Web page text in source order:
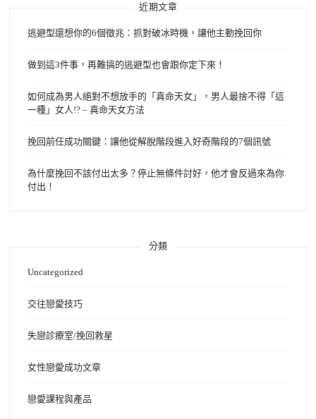
近期文章
逃避型還想你的6個徵兆：抓對破冰時機，讓他主動挽回你
做到這3件事，再難搞的逃避型也會跟你定下來！
如何成為男人絕對不想放手的「真命天女」，男人最捨不得「這
一種」女人!? – 真命天女方法
挽回前任成功關鍵：讓他從解脫階段進入好奇階段的7個訊號
為什麼挽回不該付出太多？停止無條件討好，他才會反過來為你
付出！
分類
Uncategorized
交往戀愛技巧
失戀診療室/挽回救星
女性戀愛成功文章
戀愛課程與產品